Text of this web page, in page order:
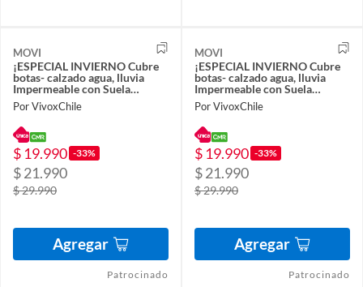
MOVI
¡ESPECIAL INVIERNO Cubre
botas- calzado agua, lluvia
Impermeable con Suela
Antideslizante. TALLA L
Por VivoxChile
$ 19.990 -33%
$ 21.990
$ 29.990
Agregar
Patrocinado
MOVI
¡ESPECIAL INVIERNO Cubre
botas- calzado agua, lluvia
Impermeable con Suela
Antideslizante. TALLA XL
Por VivoxChile
$ 19.990 -33%
$ 21.990
$ 29.990
Agregar
Patrocinado